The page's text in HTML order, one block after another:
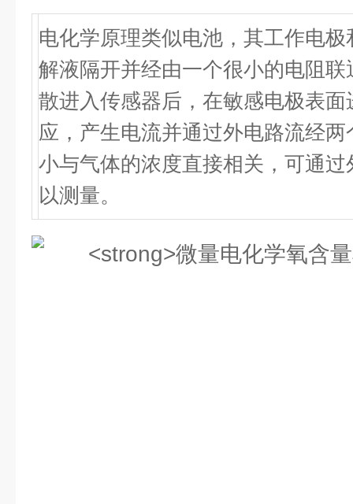
电化学原理类似电池，其工作电
解液隔开并经由一个很小的电阻
散进入传感器后，在敏感电极表
应，产生电流并通过外电路流经
小与气体的浓度直接相关，可通
以测量。